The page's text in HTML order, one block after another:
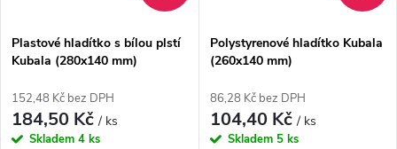
Plastové hladítko s bílou plstí
Kubala (280x140 mm)
152,48 Kč bez DPH
184,50 Kč/ ks
Skladem 4 ks
Polystyrenové hladítko Kubala
(260x140 mm)
86,28 Kč bez DPH
104,40 Kč/ ks
Skladem 5 ks